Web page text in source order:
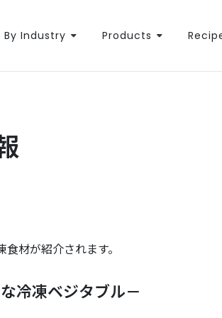
By Industry Products
材が紹介されます。
冷凍ベジタブル－